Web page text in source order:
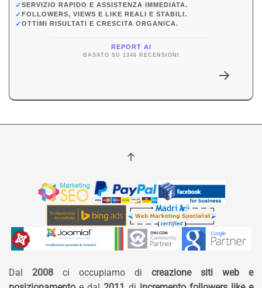
✓SERVIZIO RAPIDO E ASSISTENZA IMMEDIATA.
✓FOLLOWERS, VIEWS E LIKE REALI E STABILI.
✓OTTIMI RISULTATI E CRESCITA ORGANICA.
REPORT AI
BASATO SU 1346 RECENSIONI
Dal 2008 ci occupiamo di creazione siti web e